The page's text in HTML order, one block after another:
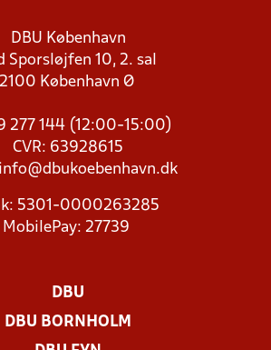
DBU København
Sporsløjfen 10, 2. sal
2100 København Ø
277 144 (12:00-15:00)
CVR: 63928615
info@dbukoebenhavn.dk
5301-0000263285
MobilePay: 27739
DBU
DBU BORNHOLM